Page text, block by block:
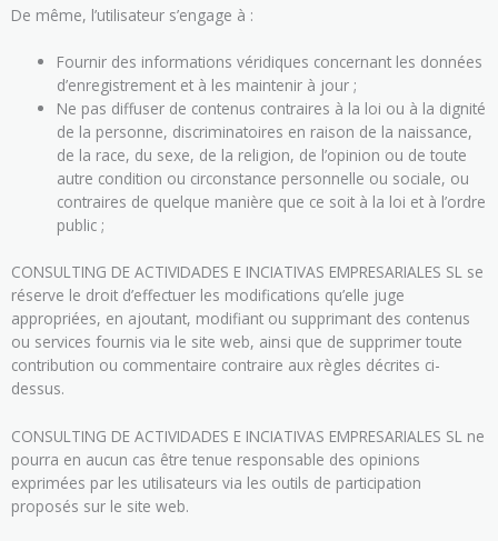
De même, l’utilisateur s’engage à :
Fournir des informations véridiques concernant les données
d’enregistrement et à les maintenir à jour ;
Ne pas diffuser de contenus contraires à la loi ou à la dignité
de la personne, discriminatoires en raison de la naissance,
de la race, du sexe, de la religion, de l’opinion ou de toute
autre condition ou circonstance personnelle ou sociale, ou
contraires de quelque manière que ce soit à la loi et à l’ordre
public ;
CONSULTING DE ACTIVIDADES E INCIATIVAS EMPRESARIALES SL se
réserve le droit d’effectuer les modifications qu’elle juge
appropriées, en ajoutant, modifiant ou supprimant des contenus
ou services fournis via le site web, ainsi que de supprimer toute
contribution ou commentaire contraire aux règles décrites ci-
dessus.
CONSULTING DE ACTIVIDADES E INCIATIVAS EMPRESARIALES SL ne
pourra en aucun cas être tenue responsable des opinions
exprimées par les utilisateurs via les outils de participation
proposés sur le site web.